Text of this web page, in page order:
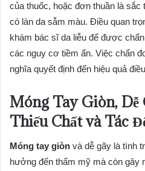
của thuốc, hoặc đơn thuần là
có làn da sẫm màu. Điều quan
khám bác sĩ da liễu để được
các nguy cơ tiềm ẩn. Việc chẩn
nghĩa quyết định đến hiệu quả
Móng Tay Giòn,
Thiếu Chất và Tác
Móng tay giòn và dễ gãy là tình
hưởng đến thẩm mỹ mà còn gây